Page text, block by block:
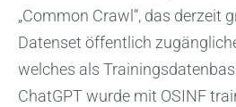
„Common Crawl“, das derzeit
Datenset öffentlich
welches als
ChatGPT wurde mit OSINF